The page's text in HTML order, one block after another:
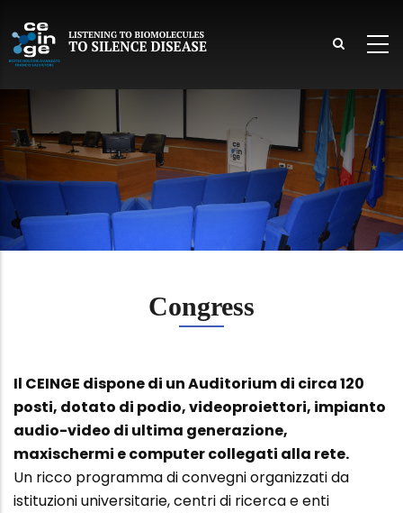
to
main
Congress
Il CEINGE dispone di un Auditorium di circa 120
posti, dotato di podio, videoproiettori, impianto
audio-video di ultima generazione,
maxischermi e computer collegati alla rete.
Un ricco programma di convegni organizzati da
istituzioni universitarie, centri di ricerca e enti